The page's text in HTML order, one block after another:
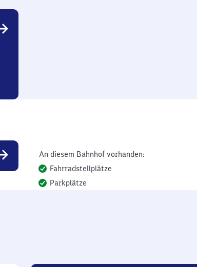
An diesem Bahnhof vorhanden:
Fahrradstellplätze
Parkplätze